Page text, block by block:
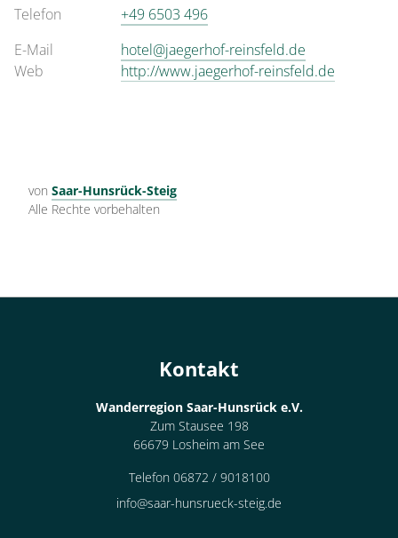
Telefon
+49 6503 496
E-Mail
hotel@jaegerhof-reinsfeld.de
Web
http://www.jaegerhof-reinsfeld.de
von Saar-Hunsrück-Steig
Alle Rechte vorbehalten
Kontakt
Wanderregion Saar-Hunsrück e.V.
Zum Stausee 198
66679 Losheim am See
Telefon 06872 / 9018100
info@saar-hunsrueck-steig.de